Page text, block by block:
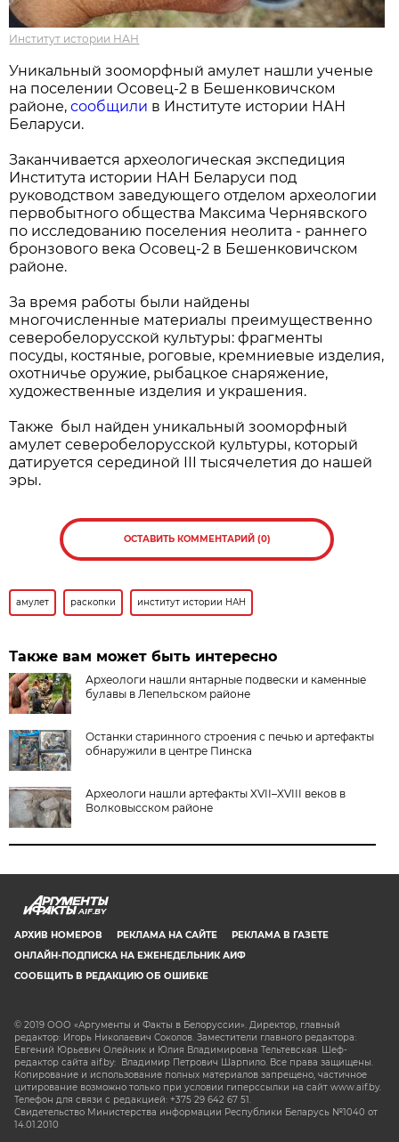
Институт истории НАН
Уникальный зооморфный амулет нашли ученые
на поселении Осовец-2 в Бешенковичском
районе,сообщили в Институте истории НАН
Беларуси.
Заканчивается археологическая экспедиция
Института истории НАН Беларуси под
руководством заведующего отделом археологии
первобытного общества Максима Чернявского
по исследованию поселения неолита - раннего
бронзового века Осовец-2 в Бешенковичском
районе.
За время работы были найдены
многочисленные материалы преимущественно
северобелорусской культуры: фрагменты
посуды, костяные, роговые, кремниевые изделия,
охотничье оружие, рыбацкое снаряжение,
художественные изделия и украшения.
Также был найден уникальный зооморфный
амулет северобелорусской культуры, который
датируется серединой III тысячелетия до нашей
эры.
ОСТАВИТЬ КОММЕНТАРИЙ (0)
амулет раскопки институт истории НАН
Также вам может быть интересно
Археологи нашли янтарные подвески и каменные
булавы в Лепельском районе
Останки старинного строения с печью и артефакты
обнаружили в центре Пинска
Археологи нашли артефакты XVII–XVIII веков в
Волковысском районе
AIF.BY
АРХИВ НОМЕРОВ РЕКЛАМА НА САЙТЕ
РЕКЛАМА В ГАЗЕТЕ
ОНЛАЙН-ПОДПИСКА НА ЕЖЕНЕДЕЛЬНИК АИФ
СООБЩИТЬ В РЕДАКЦИЮ ОБ ОШИБКЕ
© 2019 ООО «Аргументы и Факты в Белоруссии». Директор, главный
редактор: Игорь Николаевич Соколов. Заместители главного редактора:
Евгений Юрьевич Олейник и Юлия Владимировна Тельтевская. Шеф-
редактор сайта aif.by: Владимир Петрович Шарпило. Все права защищены.
Копирование и использование полных материалов запрещено, частичное
цитирование возможно только при условии гиперссылки на сайт www.aif.by.
Телефон для связи с редакцией: +375 29 642 67 51.
Свидетельство Министерства информации Республики Беларусь №1040 от
14.01.2010